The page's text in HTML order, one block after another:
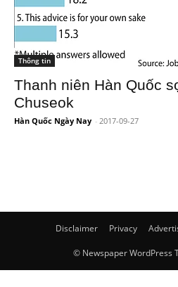
Thông tin
Thanh niên Hàn Quốc
Chuseok
Hàn Quốc Ngày Nay - 2017-09-27
Disclaimer Privacy
© Newspaper WordPress